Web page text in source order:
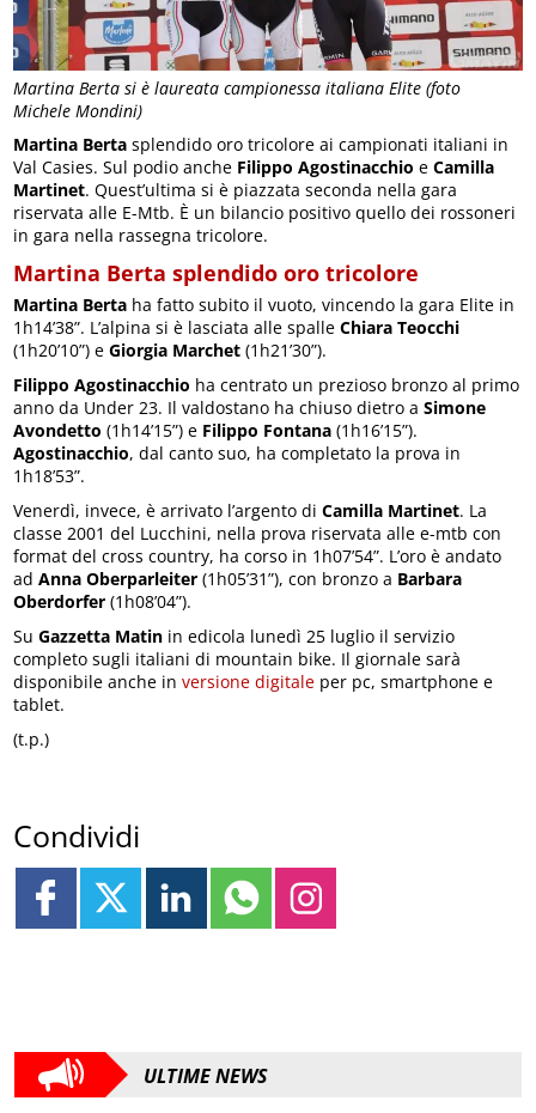
Martina Berta si è laureata campionessa italiana Elite (foto
Michele Mondini)
Martina Berta splendido oro tricolore ai campionati italiani in
Val Casies. Sul podio anche Filippo Agostinacchio eCamilla
Martinet. Quest’ultima si è piazzata seconda nella gara
riservata alle E-Mtb. È un bilancio positivo quello dei rossoneri
in gara nella rassegna tricolore.
Martina Berta splendido oro tricolore
Martina Berta ha fatto subito il vuoto, vincendo la gara Elite in
1h14’38”. L’alpina si è lasciata alle spalleChiara Teocchi
(1h20’10”) eGiorgia Marchet (1h21’30”).
Filippo Agostinacchio ha centrato un prezioso bronzo al primo
anno da Under 23. Il valdostano ha chiuso dietro aSimone
Avondetto (1h14’15”) e Filippo Fontana (1h16’15”).
Agostinacchio, dal canto suo, ha completato la prova in
1h18’53”.
Venerdì, invece, è arrivato l’argento diCamilla Martinet. La
classe 2001 del Lucchini, nella prova riservata alle e-mtb con
format del cross country, ha corso in 1h07’54”. L’oro è andato
adAnna Oberparleiter (1h05’31”), con bronzo a Barbara
Oberdorfer (1h08’04”).
SuGazzetta Matin in edicola lunedì 25 luglio il servizio
completo sugli italiani di mountain bike. Il giornale sarà
disponibile anche inversione digitale per pc, smartphone e
tablet.
(t.p.)
Condividi
ULTIME NEWS